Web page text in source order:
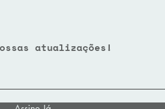
atualizações!